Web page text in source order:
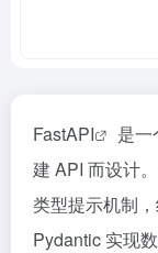
FastAPI
是
建 API 而设计
类型提示机制
Pydantic 实现